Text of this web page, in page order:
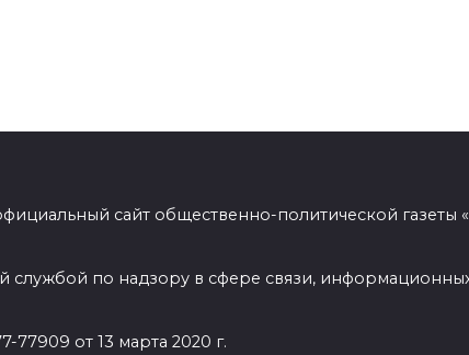
сайт общественно-политической газеты
службой по надзору в сфере связи,
от 13 марта 2020 г.